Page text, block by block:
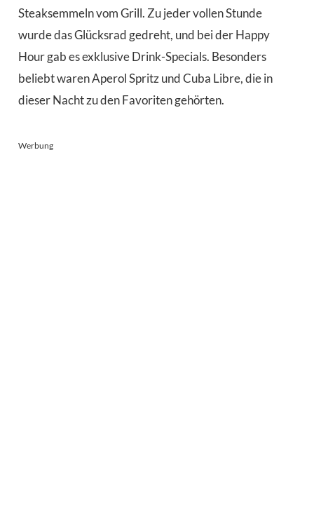
Steaksemmeln vom Grill. Zu jeder vollen Stunde
wurde das Glücksrad gedreht, und bei der Happy
Hour gab es exklusive Drink-Specials. Besonders
beliebt waren Aperol Spritz und Cuba Libre, die in
dieser Nacht zu den Favoriten gehörten.
Werbung